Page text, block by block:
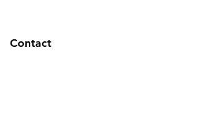
Contact